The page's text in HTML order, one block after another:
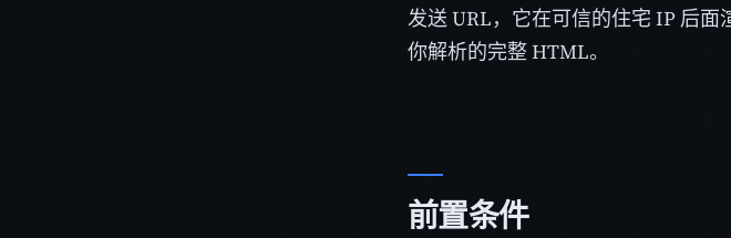
发送 URL，它在可信的住宅 IP 后面
你解析的完整 HTML。
前置条件